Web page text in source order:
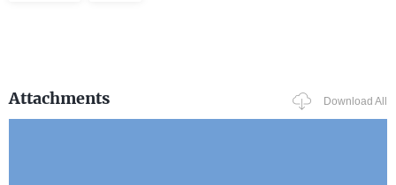
Attachments Download All